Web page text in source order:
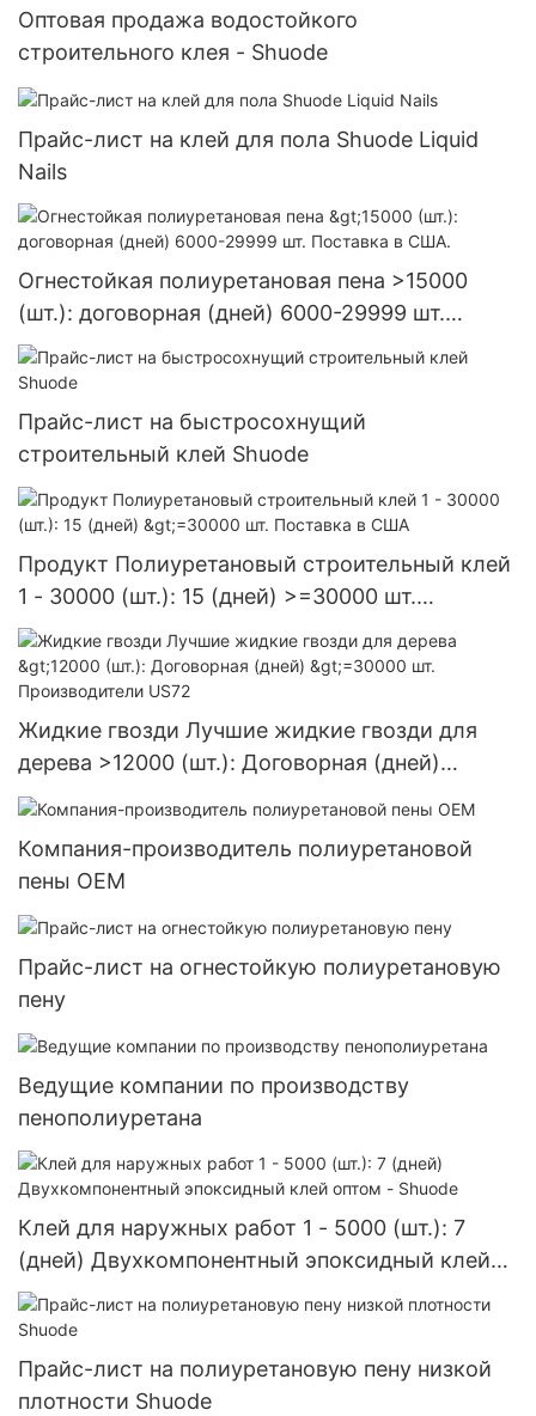
Оптовая продажа водостойкого
строительного клея - Shuode
Прайс-лист на клей для пола Shuode Liquid
Nails
Огнестойкая полиуретановая пена >15000
(шт.): договорная (дней) 6000-29999 шт.
Поставка в США.
Прайс-лист на быстросохнущий
строительный клей Shuode
Продукт Полиуретановый строительный клей
1 - 30000 (шт.): 15 (дней) >=30000 шт.
Поставка в США
Жидкие гвозди Лучшие жидкие гвозди для
дерева >12000 (шт.): Договорная (дней)
>=30000 шт. Производители US72
Компания-производитель полиуретановой
пены OEM
Прайс-лист на огнестойкую полиуретановую
пену
Ведущие компании по производству
пенополиуретана
Клей для наружных работ 1 - 5000 (шт.): 7
(дней) Двухкомпонентный эпоксидный клей
оптом - Shuode
Прайс-лист на полиуретановую пену низкой
плотности Shuode